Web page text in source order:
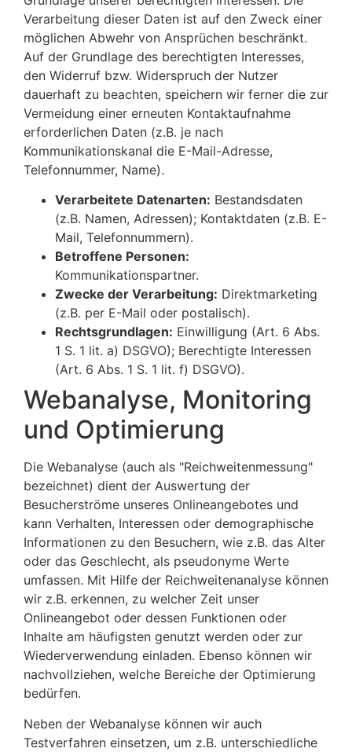
Verarbeitung dieser Daten ist auf den Zweck einer
möglichen Abwehr von Ansprüchen beschränkt.
Auf der Grundlage des berechtigten Interesses,
den Widerruf bzw. Widerspruch der Nutzer
dauerhaft zu beachten, speichern wir ferner die zur
Vermeidung einer erneuten Kontaktaufnahme
erforderlichen Daten (z.B. je nach
Kommunikationskanal die E-Mail-Adresse,
Telefonnummer, Name).
Verarbeitete Datenarten: Bestandsdaten
(z.B. Namen, Adressen); Kontaktdaten (z.B. E-
Mail, Telefonnummern).
Betroffene Personen:
Kommunikationspartner.
Zwecke der Verarbeitung: Direktmarketing
(z.B. per E-Mail oder postalisch).
Rechtsgrundlagen: Einwilligung (Art. 6 Abs.
1 S. 1 lit. a) DSGVO); Berechtigte Interessen
(Art. 6 Abs. 1 S. 1 lit. f) DSGVO).
Webanalyse, Monitoring
und Optimierung
Die Webanalyse (auch als "Reichweitenmessung"
bezeichnet) dient der Auswertung der
Besucherströme unseres Onlineangebotes und
kann Verhalten, Interessen oder demographische
Informationen zu den Besuchern, wie z.B. das Alter
oder das Geschlecht, als pseudonyme Werte
umfassen. Mit Hilfe der Reichweitenanalyse können
wir z.B. erkennen, zu welcher Zeit unser
Onlineangebot oder dessen Funktionen oder
Inhalte am häufigsten genutzt werden oder zur
Wiederverwendung einladen. Ebenso können wir
nachvollziehen, welche Bereiche der Optimierung
bedürfen.
Neben der Webanalyse können wir auch
Testverfahren einsetzen, um z.B. unterschiedliche